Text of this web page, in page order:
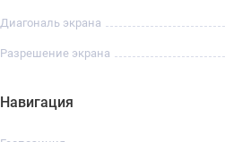
Диагональ экрана
Разрешение экрана
Навигация